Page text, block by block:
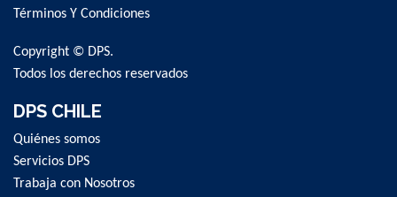
Newsletter:
Términos Y Condiciones
Copyright © DPS.
Todos los derechos reservados
DPS CHILE
Quiénes somos
Servicios DPS
Trabaja con Nosotros